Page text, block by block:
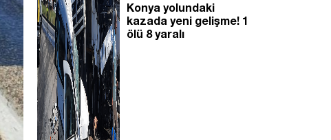
Konya yolundaki
kazada yeni gelişme! 1
ölü 8 yaralı